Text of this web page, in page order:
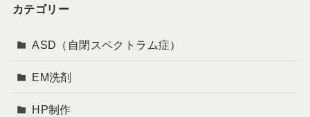
カテゴリー
ASD（自閉スペクトラム症）
EM洗剤
HP制作